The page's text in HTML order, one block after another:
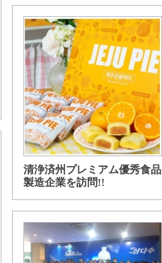
清浄済州プレミアム優秀食品
製造企業を訪問!!